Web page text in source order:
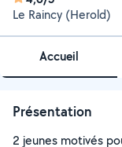
Le Raincy (Herold)
Accueil
Présentation
2 jeunes motivés